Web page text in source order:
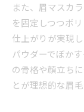
また、眉マスカ
を固定しつつボ
仕上がりが実現
パウダーでぼか
の骨格や顔立ち
とが理想的な眉